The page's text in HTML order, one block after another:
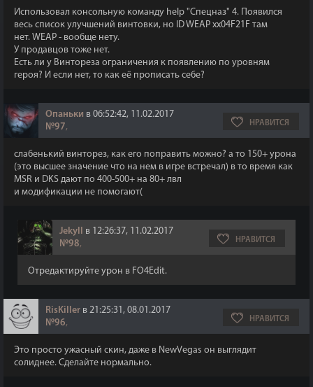
Использовал консольную команду help "Спецназ" 4. Появился
весь список улучшений винтовки, но ID WEAP xx04F21F там
нет. WEAP - вообще нету.
У продавцов тоже нет.
Есть ли у Винтореза ограничения к появлению по уровням
героя? И если нет, то как её прописать себе?
Опаньки в 06:52:42, 11.02.2017
№97, НРАВИТСЯ
слабенький винторез, как его поправить можно? а то 150+ урона
(это высшее значение что на нем в игре встречал) в то время как
MSR и DKS дают по 400-500+ на 80+ лвл
и модификации не помогают(
Jekyll в 12:26:37, 11.02.2017
№98, НРАВИТСЯ
Отредактируйте урон в FO4Edit.
RisKiller в 21:25:31, 08.01.2017
№96, НРАВИТСЯ
Это просто ужасный скин, даже в NewVegas он выглядит
солиднее. Сделайте нормально.